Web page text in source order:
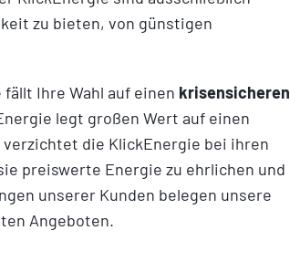
zu bieten, von günstigen
Ihre Wahl auf einen krisensicheren
legt großen Wert auf einen
die KlickEnergie bei ihren
preiswerte Energie zu ehrlichen und
unserer Kunden belegen unsere
Angeboten.